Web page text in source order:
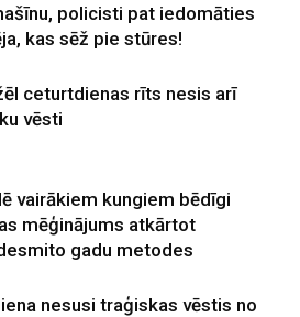
policisti pat iedomāties
kas sēž pie stūres!
ceturtdienas rīts nesis arī
vēsti
vairākiem kungiem bēdīgi
mēģinājums atkārtot
gadu metodes
nesusi traģiskas vēstis no